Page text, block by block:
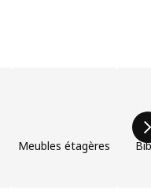
Meubles étagères